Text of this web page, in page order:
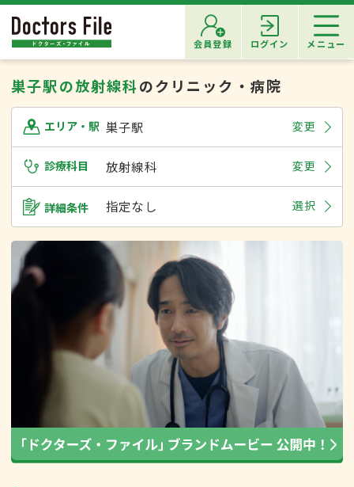
会員登録 ログイン メニュー
巣子駅の放射線科のクリニック・病院
エリア・駅 巣子駅 変更
診療科目 放射線科 変更
詳細条件 指定なし 選択